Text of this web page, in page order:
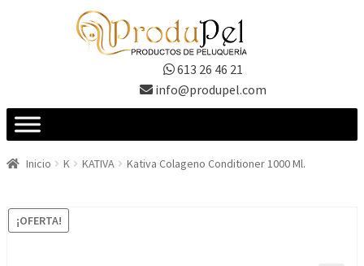
613 26 46 21
info@produpel.com
Inicio K KATIVA Kativa Colageno Conditioner 1000 Ml.
¡OFERTA!